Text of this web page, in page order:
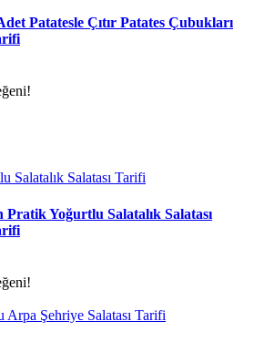
Patatesle Çıtır Patates Çubukları
Pratik Yoğurtlu Salatalık Salatası